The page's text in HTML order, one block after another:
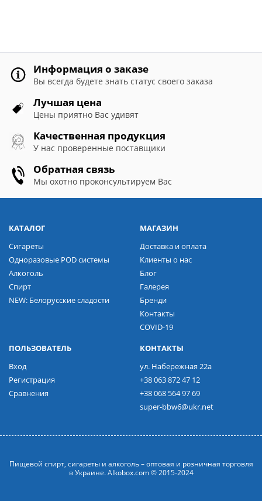
Информация о заказе
Вы всегда будете знать статус своего заказа
Лучшая цена
Цены приятно Вас удивят
Качественная продукция
У нас проверенные поставщики
Обратная связь
Мы охотно проконсультируем Вас
КАТАЛОГ
Сигареты
Одноразовые POD системы
Алкоголь
Спирт
NEW: Белорусские сладости
МАГАЗИН
Доставка и оплата
Клиенты о нас
Блог
Галерея
Бренди
Контакты
COVID-19
ПОЛЬЗОВАТЕЛЬ
Вход
Регистрация
Сравнения
КОНТАКТЫ
ул. Набережная 22а
+38 063 872 47 12
+38 068 564 97 69
super-bbw6@ukr.net
Пищевой спирт, сигареты и алкоголь – оптовая и розничная торговля
в Украине. Alkobox.com © 2015-2024